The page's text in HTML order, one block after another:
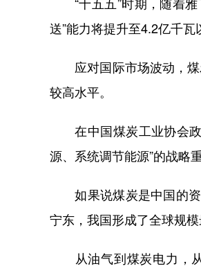
送”能力将提升至4.2亿千瓦
应对国际市场波动，煤
较高水平。
在中国煤炭工业协会政
源、系统调节能源”的战略
如果说煤炭是中国的资
宁东，我国形成了全球规
从油气到煤炭电力，从